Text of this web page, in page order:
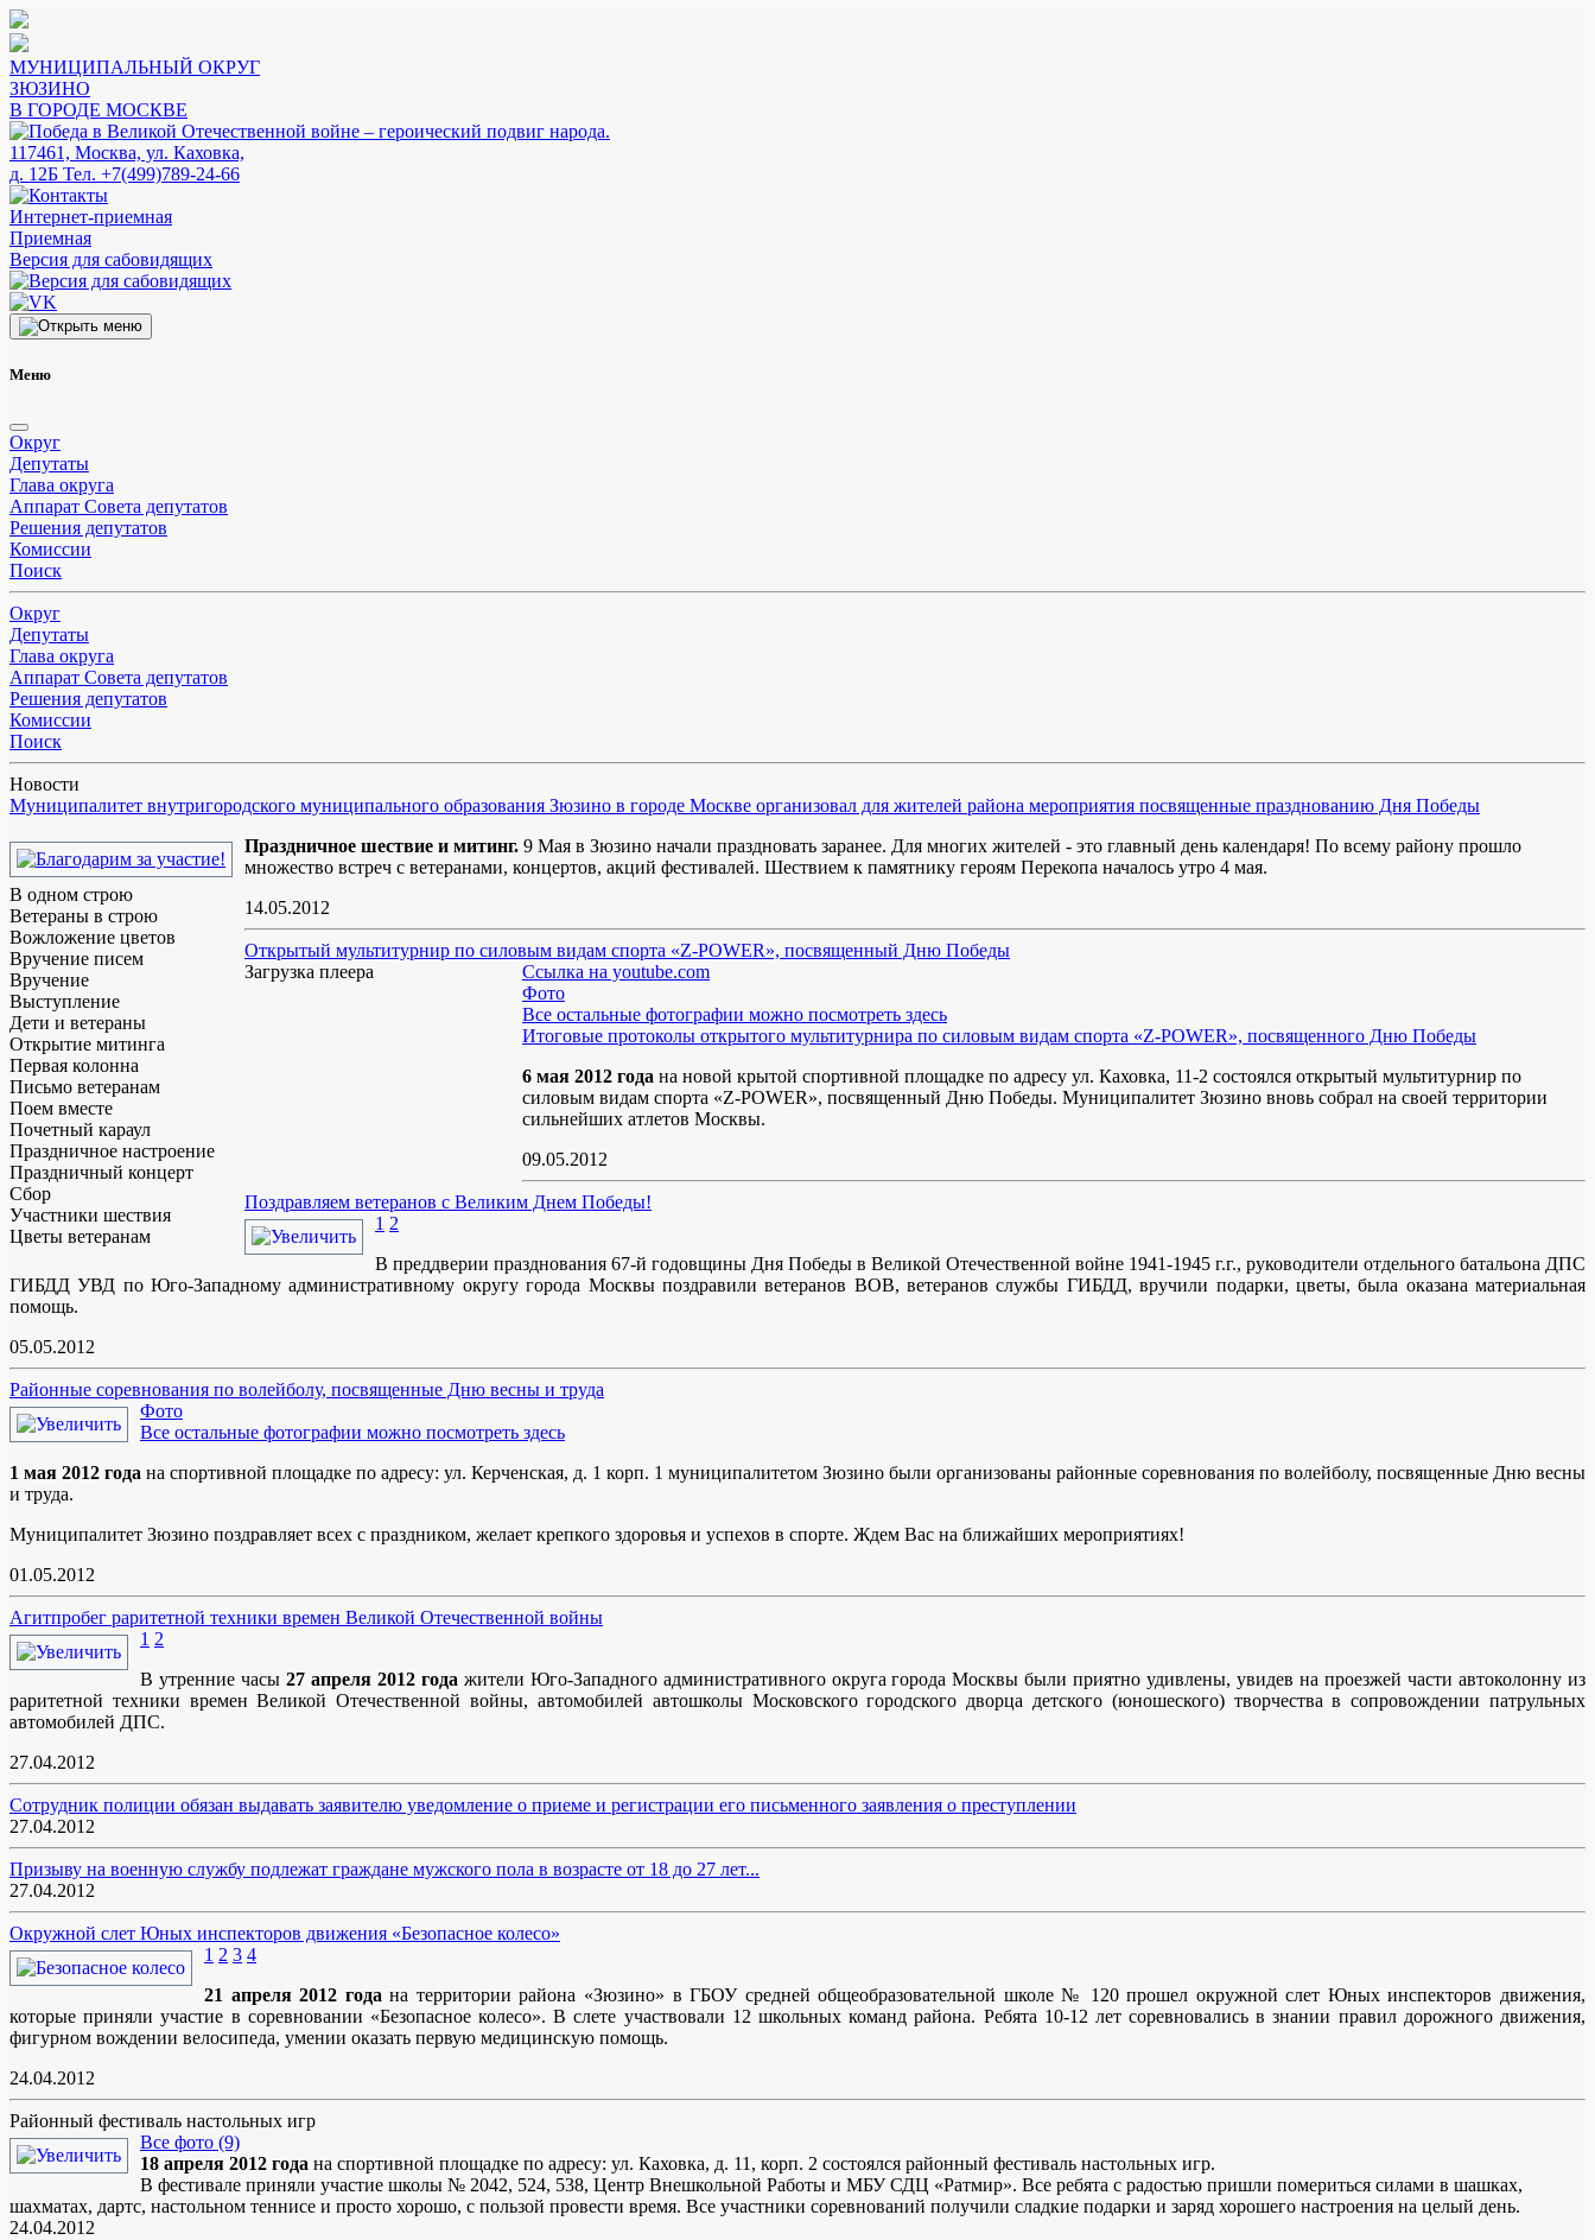
МУНИЦИПАЛЬНЫЙ ОКРУГ
ЗЮЗИНО
В ГОРОДЕ МОСКВЕ
117461, Москва, ул. Каховка,
д. 12Б Тел. +7(499)789-24-66
Интернет-приемная
Приемная
Версия для сабовидящих
Меню
Округ
Депутаты
Глава округа
Аппарат Совета депутатов
Решения депутатов
Комиссии
Поиск
Округ
Депутаты
Глава округа
Аппарат Совета депутатов
Решения депутатов
Комиссии
Поиск
Новости
Муниципалитет внутригородского муниципального образования Зюзино в городе Москве организовал для жителей района мероприятия посвященные празднованию Дня Победы
В одном строю
Ветераны в строю
Вожложение цветов
Вручение писем
Вручение
Выступление
Дети и ветераны
Открытие митинга
Первая колонна
Письмо ветеранам
Поем вместе
Почетный караул
Праздничное настроение
Праздничный концерт
Сбор
Участники шествия
Цветы ветеранам
Праздничное шествие и митинг. 9 Мая в Зюзино начали праздновать заранее. Для многих жителей - это главный день календаря! По всему району прошло
множество встреч с ветеранами, концертов, акций фестивалей. Шествием к памятнику героям Перекопа началось утро 4 мая.
14.05.2012
Открытый мультитурнир по силовым видам спорта «Z-POWER», посвященный Дню Победы
Загрузка плеера
Ссылка на youtube.com
Фото
Все остальные фотографии можно посмотреть здесь
Итоговые протоколы открытого мультитурнира по силовым видам спорта «Z-POWER», посвященного Дню Победы
6 мая 2012 года на новой крытой спортивной площадке по адресу ул. Каховка, 11-2 состоялся открытый мультитурнир по
силовым видам спорта «Z-POWER», посвященный Дню Победы. Муниципалитет Зюзино вновь собрал на своей территории
сильнейших атлетов Москвы.
09.05.2012
Поздравляем ветеранов с Великим Днем Победы!
1 2
В преддверии празднования 67-й годовщины Дня Победы в Великой Отечественной войне 1941-1945 г.г., руководители отдельного батальона ДПС
ГИБДД УВД по Юго-Западному административному округу города Москвы поздравили ветеранов ВОВ, ветеранов службы ГИБДД, вручили подарки, цветы, была оказана материальная
помощь.
05.05.2012
Районные соревнования по волейболу, посвященные Дню весны и труда
Фото
Все остальные фотографии можно посмотреть здесь
1 мая 2012 года на спортивной площадке по адресу: ул. Керченская, д. 1 корп. 1 муниципалитетом Зюзино были организованы районные соревнования по волейболу, посвященные Дню весны
и труда.
Муниципалитет Зюзино поздравляет всех с праздником, желает крепкого здоровья и успехов в спорте. Ждем Вас на ближайших мероприятиях!
01.05.2012
Агитпробег раритетной техники времен Великой Отечественной войны
1 2
В утренние часы 27 апреля 2012 года жители Юго-Западного административного округа города Москвы были приятно удивлены, увидев на проезжей части автоколонну из
раритетной техники времен Великой Отечественной войны, автомобилей автошколы Московского городского дворца детского (юношеского) творчества в сопровождении патрульных
автомобилей ДПС.
27.04.2012
Сотрудник полиции обязан выдавать заявителю уведомление о приеме и регистрации его письменного заявления о преступлении
27.04.2012
Призыву на военную службу подлежат граждане мужского пола в возрасте от 18 до 27 лет...
27.04.2012
Окружной слет Юных инспекторов движения «Безопасное колесо»
1 2 3 4
21 апреля 2012 года на территории района «Зюзино» в ГБОУ средней общеобразовательной школе № 120 прошел окружной слет Юных инспекторов движения,
которые приняли участие в соревновании «Безопасное колесо». В слете участвовали 12 школьных команд района. Ребята 10-12 лет соревновались в знании правил дорожного движения,
фигурном вождении велосипеда, умении оказать первую медицинскую помощь.
24.04.2012
Районный фестиваль настольных игр
Все фото (9)
18 апреля 2012 года на спортивной площадке по адресу: ул. Каховка, д. 11, корп. 2 состоялся районный фестиваль настольных игр.
В фестивале приняли участие школы № 2042, 524, 538, Центр Внешкольной Работы и МБУ СДЦ «Ратмир». Все ребята с радостью пришли помериться силами в шашках,
шахматах, дартс, настольном теннисе и просто хорошо, с пользой провести время. Все участники соревнований получили сладкие подарки и заряд хорошего настроения на целый день.
24.04.2012